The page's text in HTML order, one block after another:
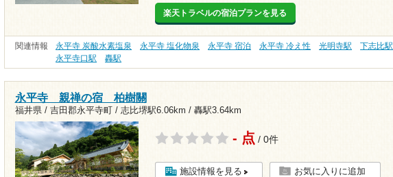
楽天トラベルの宿泊プランを見る
関連情報 永平寺 炭酸水素塩泉 永平寺 塩化物泉 永平寺 宿泊 永平寺 冷え性 光明寺駅
下志比駅
永平寺口駅
轟駅
永平寺 親禅の宿 柏樹關
福井県 / 吉田郡永平寺町 / 志比堺駅6.06km / 轟駅3.64km
- 点 / 0件
施設情報を見る お気に入りに追加